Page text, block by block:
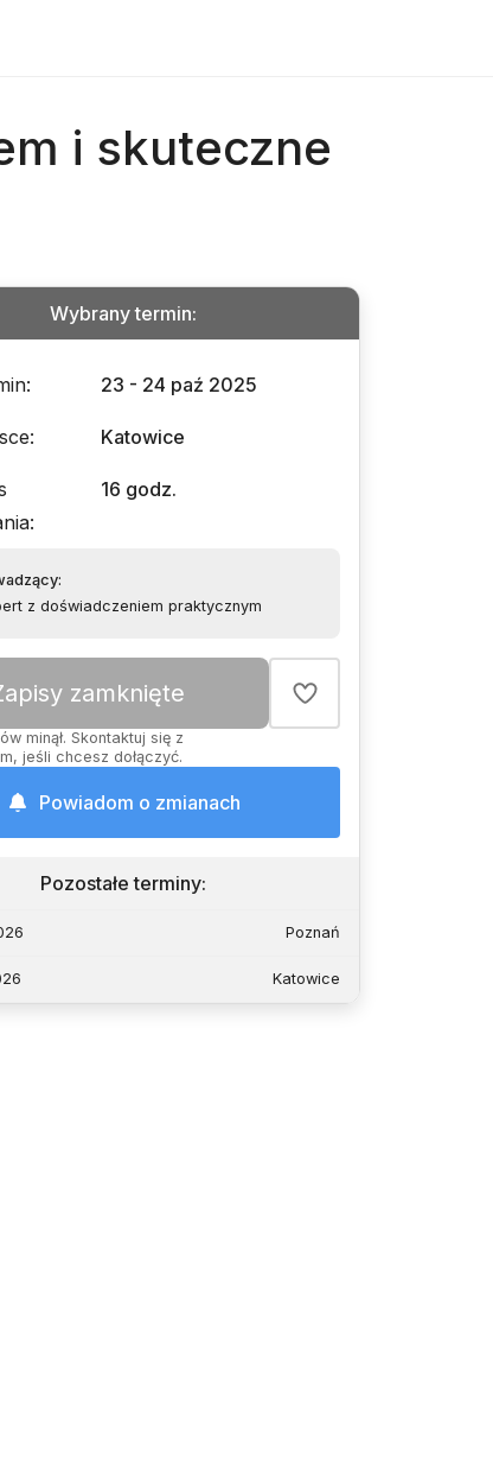
i skuteczne
Wybrany termin:
: 23 - 24 paź 2025
: Katowice
:
16 godz.
:
z doświadczeniem praktycznym
zamknięte
minął. Skontaktuj się z
jeśli chcesz dołączyć.
Powiadom o zmianach
Pozostałe terminy:
Poznań
Katowice